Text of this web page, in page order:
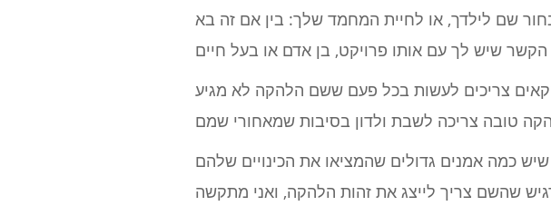
שם לילדך, או לחיית המחמד שלך: בין אם זה בא
צריכים לעשות בכל פעם ששם הלהקה לא מגיע
כמה אמנים גדולים שהמציאו את הכינויים שלהם
שהשם צריך לייצג את זהות הלהקה, ואני מתקשה